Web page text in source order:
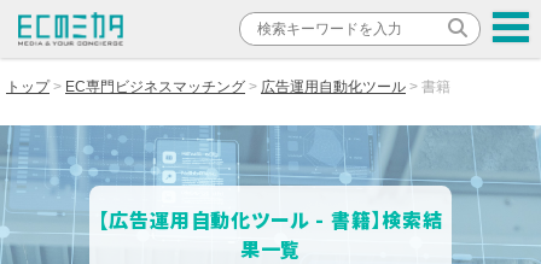
トップ EC専門ビジネスマッチング 広告運用自動化ツール 書籍
【広告運用自動化ツール - 書籍】検索結
果一覧